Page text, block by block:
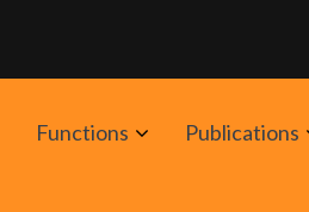
Functions AvaaPublications